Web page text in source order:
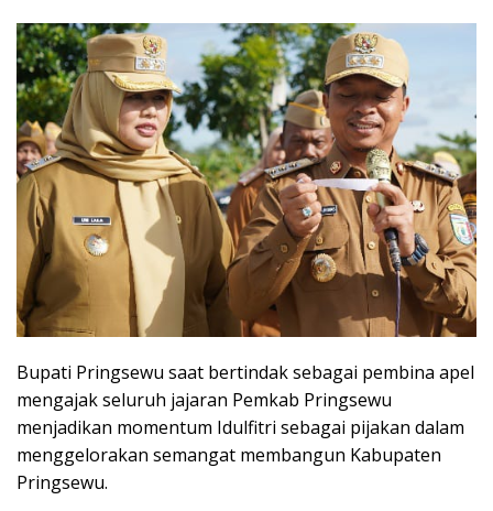
Bupati Pringsewu saat bertindak sebagai pembina apel
mengajak seluruh jajaran Pemkab Pringsewu
menjadikan momentum Idulfitri sebagai pijakan dalam
menggelorakan semangat membangun Kabupaten
Pringsewu.